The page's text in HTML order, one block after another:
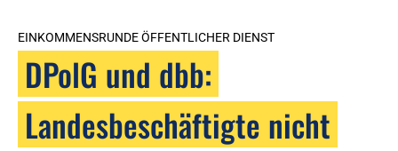
EINKOMMENSRUNDE ÖFFENTLICHER DIENST
DPolG und dbb:
Landesbeschäftigte nicht